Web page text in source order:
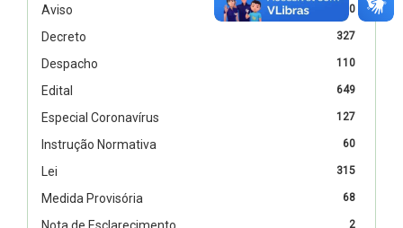
10
Aviso
327
Decreto
110
Despacho
649
Edital
127
Especial Coronavírus
60
Instrução Normativa
315
Lei
68
Medida Provisória
2
Nota de Esclarecimento